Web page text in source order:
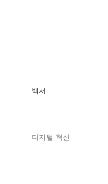
백서
디지털 혁신